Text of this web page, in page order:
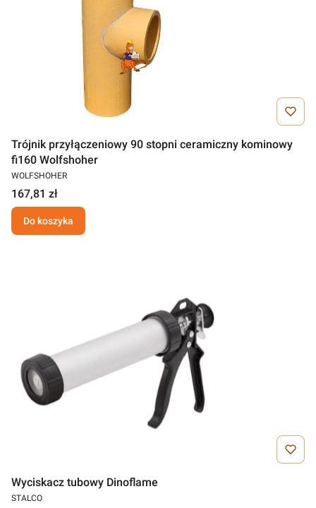
Trójnik przyłączeniowy 90 stopni ceramiczny kominowy
fi160 Wolfshoher
WOLFSHOHER
167,81 zł
Do koszyka
Wyciskacz tubowy Dinoflame
STALCO